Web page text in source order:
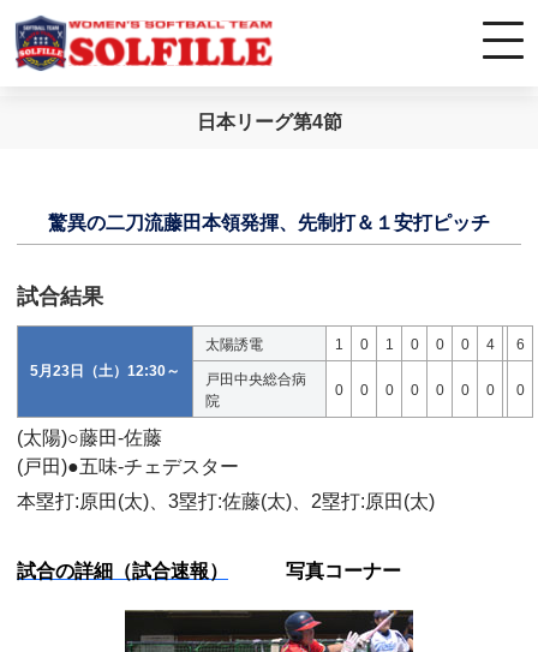
日本リーグ第4節
驚異の二刀流藤田本領発揮、先制打＆１安打ピッチ
試合結果
5月23日（土）12:30～
太陽誘電 1 0 1 0 0 0 4 6
戸田中央総合病
院
0 0 0 0 0 0 0 0
(太陽)○藤田-佐藤
(戸田)●五味-チェデスター
本塁打:原田(太)、3塁打:佐藤(太)、2塁打:原田(太)
試合の詳細（試合速報） 写真コーナー